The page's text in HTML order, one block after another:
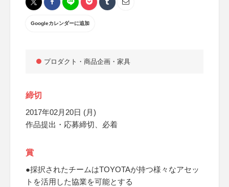
Googleカレンダーに追加
プロダクト・商品企画・家具
締切
2017年02月20日 (月)
作品提出・応募締切、必着
賞
●採択されたチームはTOYOTAが持つ様々なアセッ
トを活用した協業を可能とする